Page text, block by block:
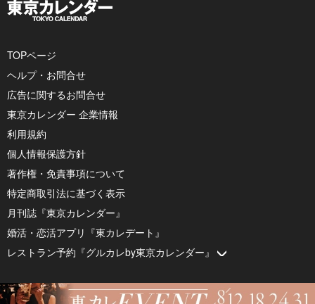
TOPページ
ヘルプ・お問合せ
広告に関するお問合せ
東京カレンダー 企業情報
利用規約
個人情報保護方針
著作権・免責事項について
特定商取引法に基づく表示
月刊誌『東京カレンダー』
婚活・恋活アプリ『東カレデート』
レストラン予約『グルカレby東京カレンダー』